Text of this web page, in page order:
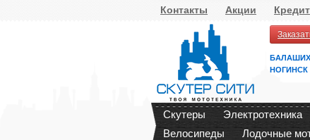
Контакты Акции Кредит
НОГИНСК
Скутеры Электротехника
Велосипеды
Лодочные